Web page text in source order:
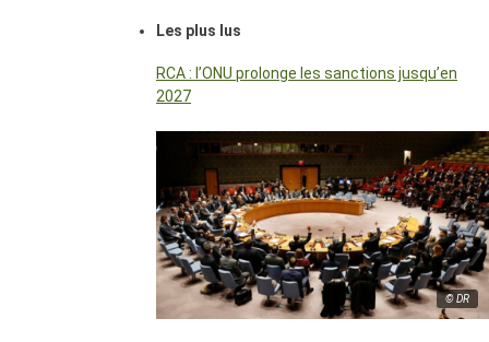
Les plus lus
RCA : l’ONU prolonge les sanctions jusqu’en
2027
© DR